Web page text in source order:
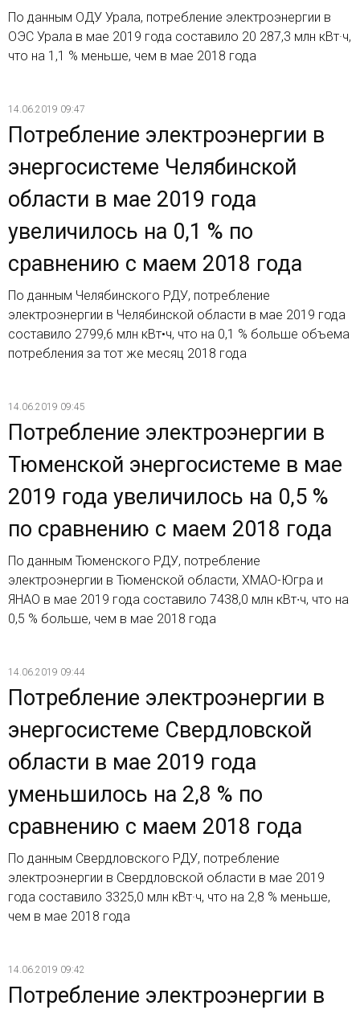
По данным ОДУ Урала, потребление электроэнергии в
ОЭС Урала в мае 2019 года составило 20 287,3 млн кВт·ч,
что на 1,1 % меньше, чем в мае 2018 года
14.06.2019 09:47
Потребление электроэнергии в
энергосистеме Челябинской
области в мае 2019 года
увеличилось на 0,1 % по
сравнению с маем 2018 года
По данным Челябинского РДУ, потребление
электроэнергии в Челябинской области в мае 2019 года
составило 2799,6 млн кВт•ч, что на 0,1 % больше объема
потребления за тот же месяц 2018 года
14.06.2019 09:45
Потребление электроэнергии в
Тюменской энергосистеме в мае
2019 года увеличилось на 0,5 %
по сравнению с маем 2018 года
По данным Тюменского РДУ, потребление
электроэнергии в Тюменской области, ХМАО-Югра и
ЯНАО в мае 2019 года составило 7438,0 млн кВт∙ч, что на
0,5 % больше, чем в мае 2018 года
14.06.2019 09:44
Потребление электроэнергии в
энергосистеме Свердловской
области в мае 2019 года
уменьшилось на 2,8 % по
сравнению с маем 2018 года
По данным Свердловского РДУ, потребление
электроэнергии в Свердловской области в мае 2019
года составило 3325,0 млн кВт·ч, что на 2,8 % меньше,
чем в мае 2018 года
14.06.2019 09:42
Потребление электроэнергии в